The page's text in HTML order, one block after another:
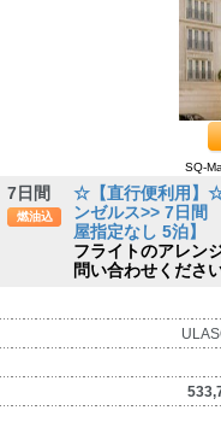
SQ-
7日間
燃油込
☆【直行便利用】
ンゼルス>> 7日間
屋指定なし 5泊】
フライトのアレン
問い合わせくださ